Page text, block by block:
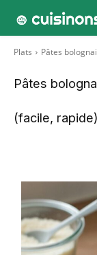
Plats Pâtes
Pâtes
(facile, rapide)